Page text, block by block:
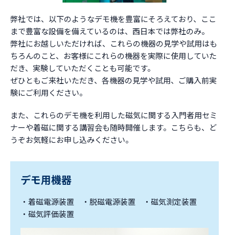
弊社では、以下のようなデモ機を豊富にそろえており、ここ
まで豊富な設備を備えているのは、西日本では弊社のみ。
弊社にお越しいただければ、これらの機器の見学や試用はも
ちろんのこと、お客様にこれらの機器を実際に使用していた
だき、実験していただくことも可能です。
ぜひともご来社いただき、各機器の見学や試用、ご購入前実
験にご利用ください。
また、これらのデモ機を利用した磁気に関する入門者用セミ
ナーや着磁に関する講習会も随時開催します。こちらも、ど
うぞお気軽にお申し込みください。
デモ用機器
着磁電源装置 脱磁電源装置
磁気測定装置
磁気評価装置